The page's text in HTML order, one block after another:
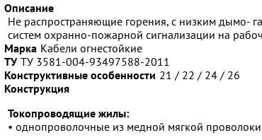
Описание
Не распространяющие горения, с низким дымо-
систем охранно-пожарной сигнализации на
Марка Кабели огнестойкие
ТУ ТУ 3581-004-93497588-2011
Конструктивные особенности 21 / 22 / 24 / 26
Конструкция
Токопроводящие жилы:
• однопроволочные из медной мягкой проволоки